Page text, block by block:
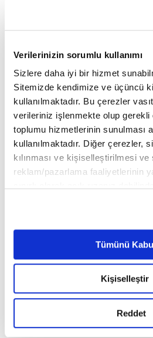
Verilerinizin sorumlu kullanımı
Sizlere daha iyi bir hizmet
Sitemizde kendimize ve üçüncü
kullanılmaktadır. Bu çerezler
verileriniz işlenmekte olup gerekli
toplumu hizmetlerinin sunulması
kullanılmaktadır. Diğer çerezler,
kılınması ve kişiselleştirilmesi
reklam/pazarlama faaliyetlerinin
belirleyebilirsiniz. Çerezlere
Ayarlar butonuna tıklayabilir,
Metnimizi ziyaret edebilirsiniz.
6698 sayılı Kişisel Verilerin
okumak ve sitemizi ziyaretiniz
gerçekleştirilen veri işleme
detaylı bilgi almak için lütfen
Tümünü
Kişiselleştir
Reddet
IMDb: 7.9 - 2 saat
sunduklarıyla lider rolüne
elde etmenin kör arzusuyla
yapmaktadır.
çabalarken aslında nasıl
ilerlediğini fark etmeyen sıra
doktorun, çevresine ve
verdiği zararı görebilecek